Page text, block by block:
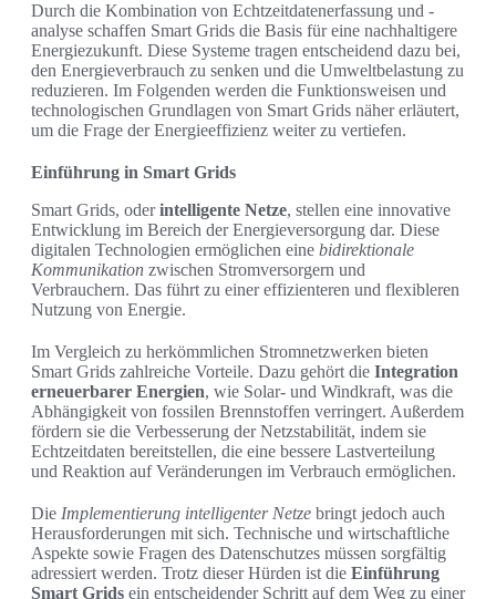
Durch die Kombination von Echtzeitdatenerfassung und -
analyse schaffen Smart Grids die Basis für eine nachhaltigere
Energiezukunft. Diese Systeme tragen entscheidend dazu bei,
den Energieverbrauch zu senken und die Umweltbelastung zu
reduzieren. Im Folgenden werden die Funktionsweisen und
technologischen Grundlagen von Smart Grids näher erläutert,
um die Frage der Energieeffizienz weiter zu vertiefen.
Einführung in Smart Grids
Smart Grids, oderintelligente Netze, stellen eine innovative
Entwicklung im Bereich der Energieversorgung dar. Diese
digitalen Technologien ermöglichen eine bidirektionale
Kommunikation zwischen Stromversorgern und
Verbrauchern. Das führt zu einer effizienteren und flexibleren
Nutzung von Energie.
Im Vergleich zu herkömmlichen Stromnetzwerken bieten
Smart Grids zahlreiche Vorteile. Dazu gehört die Integration
erneuerbarer Energien, wie Solar- und Windkraft, was die
Abhängigkeit von fossilen Brennstoffen verringert. Außerdem
fördern sie die Verbesserung der Netzstabilität, indem sie
Echtzeitdaten bereitstellen, die eine bessere Lastverteilung
und Reaktion auf Veränderungen im Verbrauch ermöglichen.
Die Implementierung intelligenter Netze bringt jedoch auch
Herausforderungen mit sich. Technische und wirtschaftliche
Aspekte sowie Fragen des Datenschutzes müssen sorgfältig
adressiert werden. Trotz dieser Hürden ist die Einführung
Smart Grids ein entscheidender Schritt auf dem Weg zu einer